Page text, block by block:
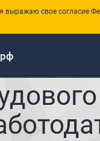
свое согласие